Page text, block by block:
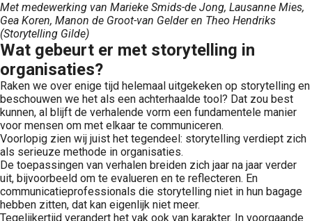
Met medewerking van Marieke Smids-de Jong, Lausanne Mies,
Gea Koren, Manon de Groot-van Gelder en Theo Hendriks
(Storytelling Gilde)
Wat gebeurt er met storytelling in
organisaties?
Raken we over enige tijd helemaal uitgekeken op storytelling en
beschouwen we het als een achterhaalde tool? Dat zou best
kunnen, al blijft de verhalende vorm een fundamentele manier
voor mensen om met elkaar te communiceren.
Voorlopig zien wij juist het tegendeel: storytelling verdiept zich
als serieuze methode in organisaties.
De toepassingen van verhalen breiden zich jaar na jaar verder
uit, bijvoorbeeld om te evalueren en te reflecteren. En
communicatieprofessionals die storytelling niet in hun bagage
hebben zitten, dat kan eigenlijk niet meer.
Tegelijkertijd verandert het vak ook van karakter. In voorgaande